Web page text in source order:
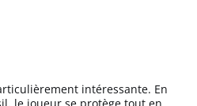
intéressante. En
le joueur se protège tout en